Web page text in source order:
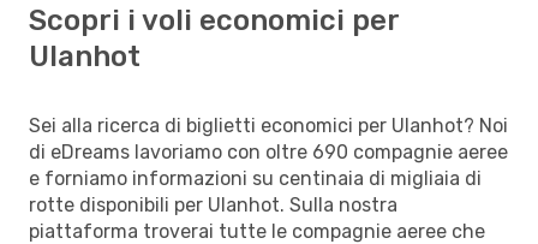
Scopri i voli economici per
Ulanhot
Sei alla ricerca di biglietti economici per Ulanhot? Noi
di eDreams lavoriamo con oltre 690 compagnie aeree
e forniamo informazioni su centinaia di migliaia di
rotte disponibili per Ulanhot. Sulla nostra
piattaforma troverai tutte le compagnie aeree che